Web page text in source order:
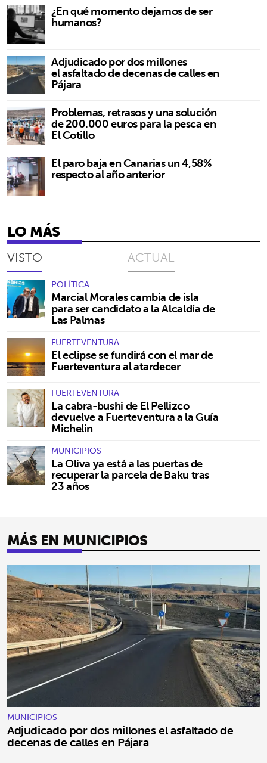
¿En qué momento dejamos de ser
humanos?
Adjudicado por dos millones
el asfaltado de decenas de calles en
Pájara
Problemas, retrasos y una solución
de 200.000 euros para la pesca en
El Cotillo
El paro baja en Canarias un 4,58%
respecto al año anterior
LO MÁS
VISTO ACTUAL
POLÍTICA
Marcial Morales cambia de isla
para ser candidato a la Alcaldía de
Las Palmas
FUERTEVENTURA
El eclipse se fundirá con el mar de
Fuerteventura al atardecer
FUERTEVENTURA
La cabra-bushi de El Pellizco
devuelve a Fuerteventura a la Guía
Michelin
MUNICIPIOS
La Oliva ya está a las puertas de
recuperar la parcela de Baku tras
23 años
MÁS EN MUNICIPIOS
MUNICIPIOS
Adjudicado por dos millones el asfaltado de
decenas de calles en Pájara